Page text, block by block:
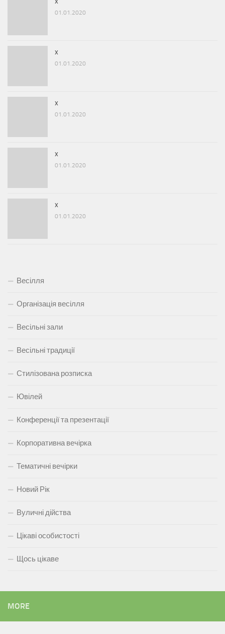
01.01.2020
x
01.01.2020
x
01.01.2020
x
01.01.2020
x
01.01.2020
Весілля
Організація весілля
Весільні зали
Весільні традиції
Стилізована розписка
Ювілей
Конференції та презентації
Корпоративна вечірка
Тематичні вечірки
Новий Рік
Вуличні дійства
Цікаві особистості
Щось цікаве
MORE